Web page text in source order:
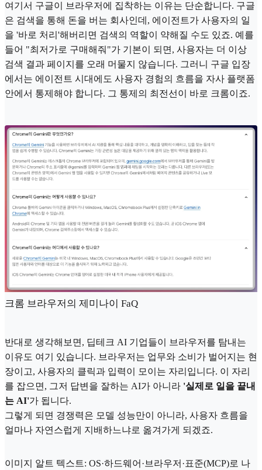
여기서 구글이 브라우저에 집착하는 이유는 단순합니다. 구글
은 검색을 통해 돈을 버는 회사인데, 에이전트가 사용자의 일
을 '바로 처리'해버리면 검색의 역할이 약해질 수도 있죠. 예를
들어 "최저가로 구매해줘"가 기본이 되면, 사용자는 더 이상
검색 결과 페이지를 오래 머물지 않습니다. 그러니 구글 입장
에서는 에이전트 시대에도 사용자 경험의 흐름을 자사 플랫폼
안에서 통제해야 합니다. 그 통제의 최전선이 바로 크롬이죠.
크롬 브라우저의 제미나이 FaQ
반대로 생각해보면, 딥테크 AI 기업들이 브라우저를 탐내는
이유도 여기 있습니다. 브라우저는 업무와 소비가 벌어지는 현
장이고, 사용자의 클릭과 입력이 모이는 자리입니다. 이 자리
를 잡으면, 그저 답변을 잘하는 AI가 아니라 '실제로 일을 끝내
는 AI'가 됩니다.
그렇게 되면 경쟁력은 모델 성능만이 아니라, 사용자 흐름을
얼마나 자연스럽게 지배하느냐로 옮겨가게 되겠죠.
이미지 알트 텍스트: OS·하드웨어·브라우저·표준(MCP)로 나